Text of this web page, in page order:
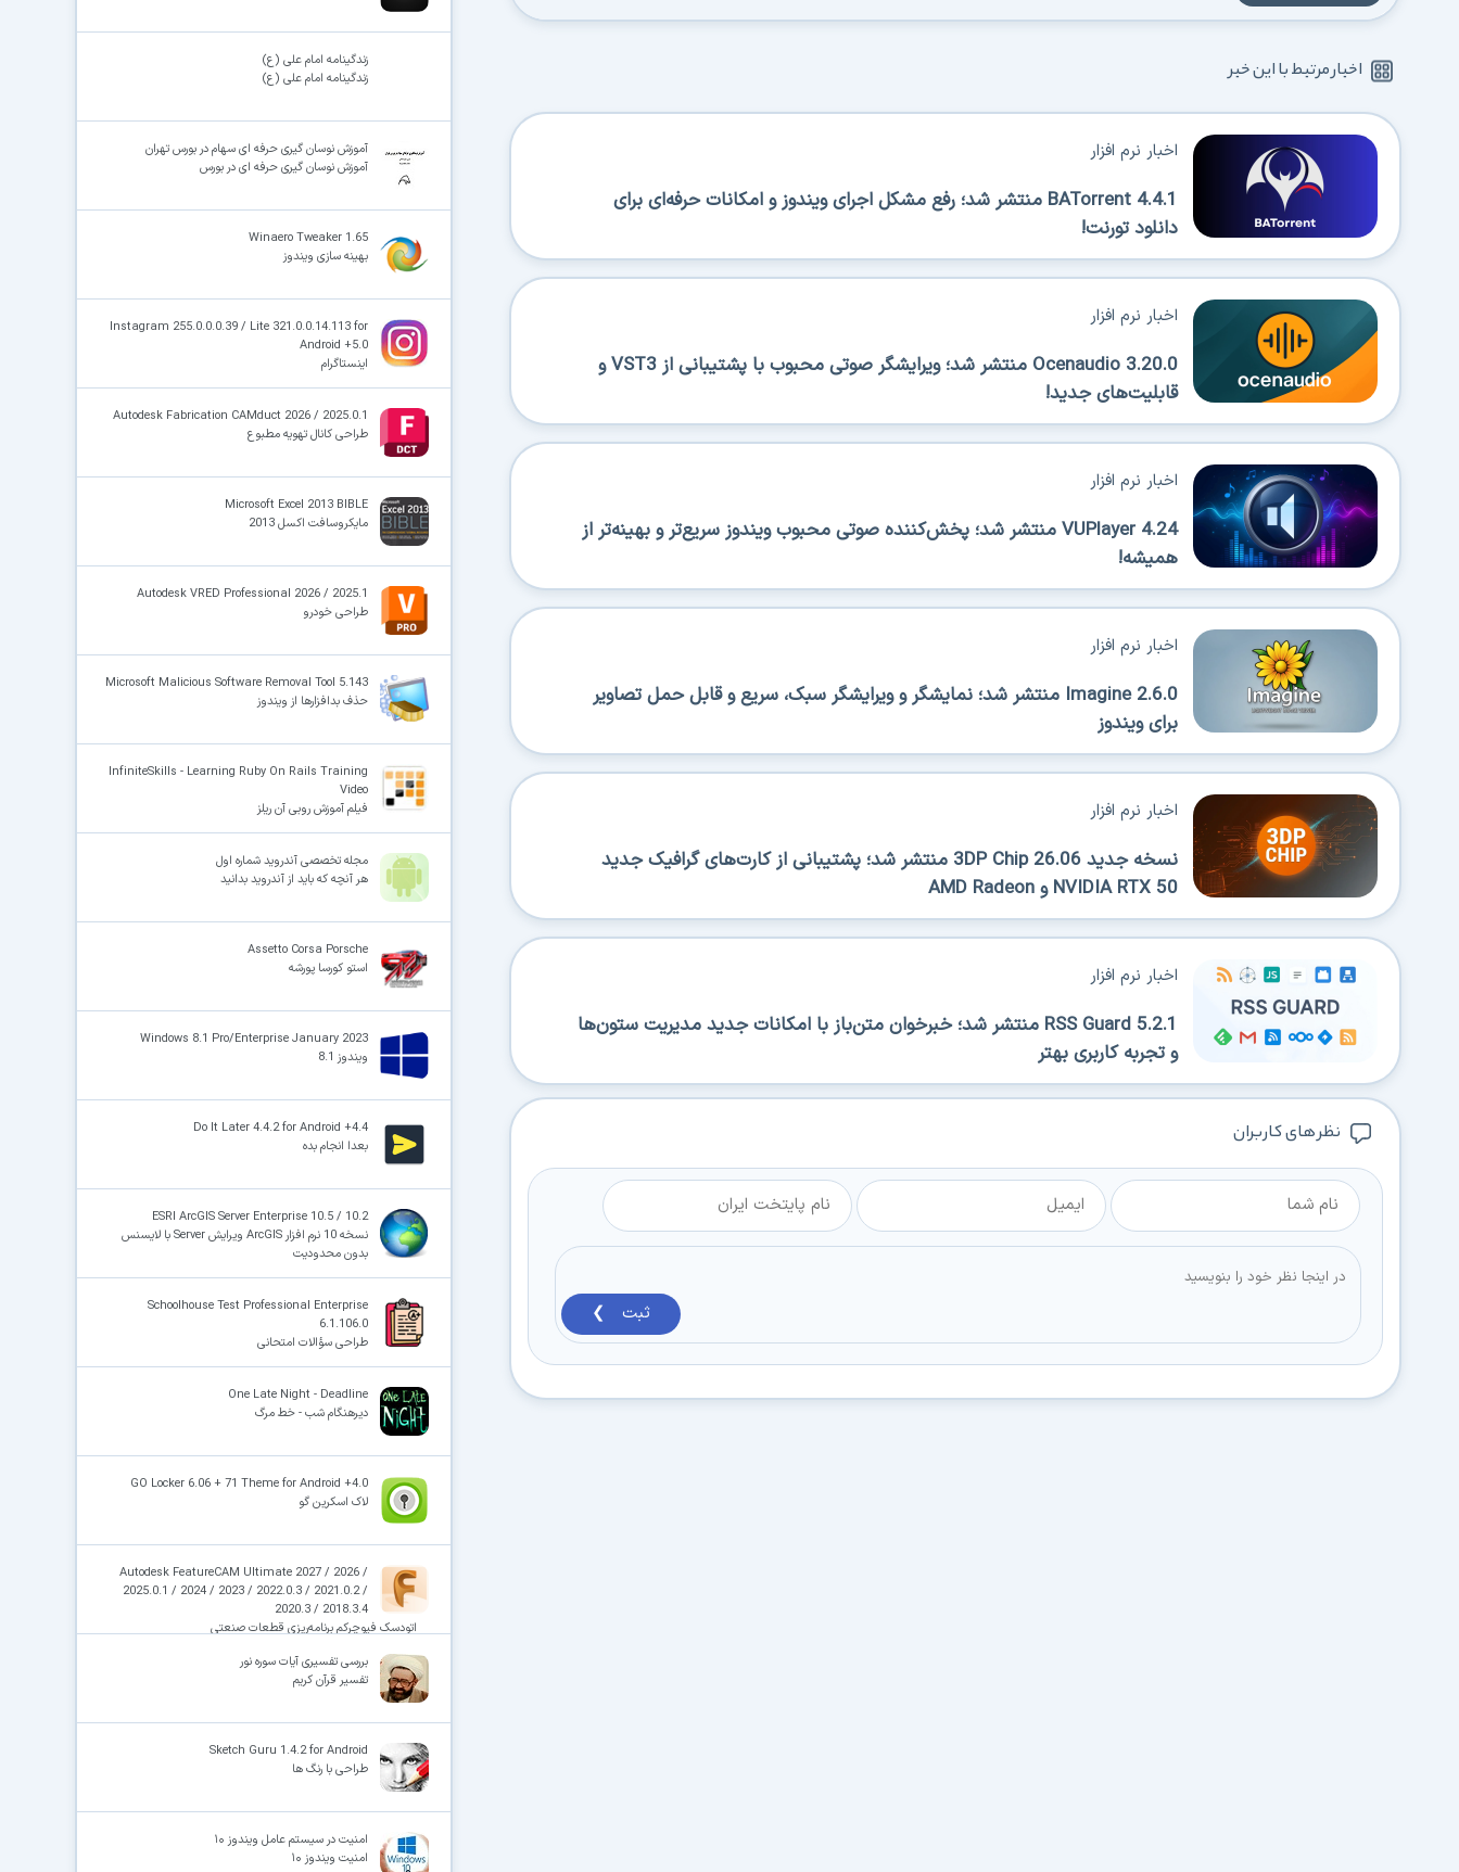
اخبار مرتبط با این خبر
BATorrent 4.4.1 منتشر شد؛ رفع مشکل اجرای ویندوز و امکانات حرفه‌ای برای
دانلود تورنت!
اخبار نرم افزار
Ocenaudio 3.20.0 منتشر شد؛ ویرایشگر صوتی محبوب با پشتیبانی از VST3 و
قابلیت‌های جدید!
اخبار نرم افزار
VUPlayer 4.24 منتشر شد؛ پخش‌کننده صوتی محبوب ویندوز سریع‌تر و بهینه‌تر از
همیشه!
اخبار نرم افزار
Imagine 2.6.0 منتشر شد؛ نمایشگر و ویرایشگر سبک، سریع و قابل حمل تصاویر
برای ویندوز
اخبار نرم افزار
نسخه جدید 3DP Chip 26.06 منتشر شد؛ پشتیبانی از کارت‌های گرافیک جدید
NVIDIA RTX 50 و AMD Radeon
اخبار نرم افزار
RSS Guard 5.2.1 منتشر شد؛ خبرخوان متن‌باز با امکانات جدید مدیریت ستون‌ها
و تجربه کاربری بهتر
اخبار نرم افزار
نظر های کاربران
ثبت ❯
زندگینامه امام علی (ع)
زندگینامه امام علی (ع)
آموزش نوسان گیری حرفه ای سهام در بورس تهران
آموزش نوسان گیری حرفه ای در بورس
Winaero Tweaker 1.65
بهینه سازی ویندوز
Instagram 255.0.0.0.39 / Lite 321.0.0.14.113 for
Android +5.0
اینستاگرام
Autodesk Fabrication CAMduct 2026 / 2025.0.1
طراحی کانال تهویه مطبوع
Microsoft Excel 2013 BIBLE
مایکروسافت اکسل 2013
Autodesk VRED Professional 2026 / 2025.1
طراحی خودرو
Microsoft Malicious Software Removal Tool 5.143
حذف بدافزارها از ویندوز
InfiniteSkills - Learning Ruby On Rails Training
Video
فیلم آموزش روبی آن ریلز
مجله تخصصی آندروید شماره اول
هر آنچه که باید از آندروید بدانید
Assetto Corsa Porsche
استو کورسا پورشه
Windows 8.1 Pro/Enterprise January 2023
ویندوز 8.1
Do It Later 4.4.2 for Android +4.4
بعدا انجام بده
ESRI ArcGIS Server Enterprise 10.5 / 10.2
نسخه 10 نرم افزار ArcGIS ویرایش Server با لایسنس
بدون محدودیت
Schoolhouse Test Professional Enterprise
6.1.106.0
طراحی سؤالات امتحانی
One Late Night - Deadline
دیرهنگام شب - خط مرگ
GO Locker 6.06 + 71 Theme for Android +4.0
لاک اسکرین گو
Autodesk FeatureCAM Ultimate 2027 / 2026 /
2025.0.1 / 2024 / 2023 / 2022.0.3 / 2021.0.2 /
2020.3 / 2018.3.4
اتودسک فیوچرکم برنامه‌ریزی قطعات صنعتی
بررسی تفسیری آیات سوره نور
تفسیر قرآن کریم
Sketch Guru 1.4.2 for Android
طراحی با رنگ ها
امنیت در سیستم عامل ویندوز ۱۰
امنیت ویندوز ۱۰